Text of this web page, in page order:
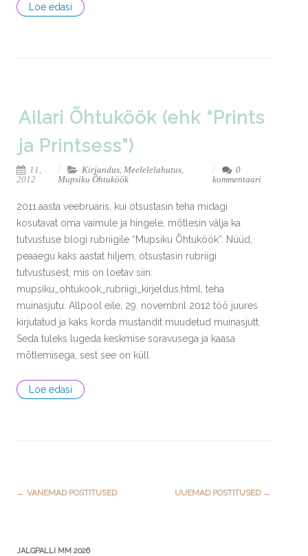
Loe edasi
Ailari Õhtuköök (ehk “Prints
ja Printsess”)
11,
2012
Kirjandus, Meelelelahutus,
Mupsiku Õhtuköök
0
kommentaari
2011.aasta veebruaris, kui otsustasin teha midagi
kosutavat oma vaimule ja hingele, mõtlesin välja ka
tutvustuse blogi rubriigile “Mupsiku Õhtuköök”. Nüüd,
peaaegu kaks aastat hiljem, otsustasin rubriigi
tutvustusest, mis on loetav siin:
mupsiku_ohtukook_rubriigi_kirjeldus.html, teha
muinasjutu. Allpool eile, 29. novembril 2012 töö juures
kirjutatud ja kaks korda mustandit muudetud muinasjutt.
Seda tuleks lugeda keskmise soravusega ja kaasa
mõtlemisega, sest see on küll
Loe edasi
Post
← VANEMAD POSTITUSED UUEMAD POSTITUSED →
JALGPALLI MM 2026